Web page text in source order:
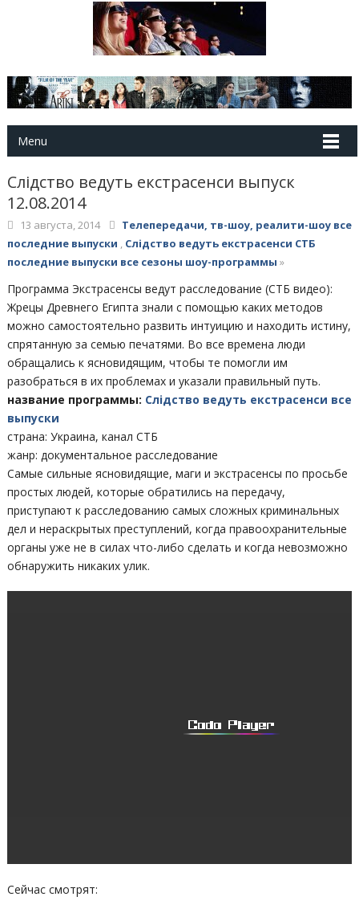
Menu
Слідство ведуть екстрасенси выпуск
12.08.2014
13 августа, 2014
Телепередачи, тв-шоу, реалити-шоу все
последние выпуски
Слідство ведуть екстрасенси СТБ
последние выпуски все сезоны шоу-программы »
Программа Экстрасенсы ведут расследование (СТБ видео):
Жрецы Древнего Египта знали с помощью каких методов
можно самостоятельно развить интуицию и находить истину,
спрятанную за семью печатями. Во все времена люди
обращались к ясновидящим, чтобы те помогли им
разобраться в их проблемах и указали правильный путь.
название программы: Слідство ведуть екстрасенси все
выпуски
страна: Украина, канал СТБ
жанр: документальное расследование
Самые сильные ясновидящие, маги и экстрасенсы по просьбе
простых людей, которые обратились на передачу,
приступают к расследованию самых сложных криминальных
дел и нераскрытых преступлений, когда правоохранительные
органы уже не в силах что-либо сделать и когда невозможно
обнаружить никаких улик.
Сейчас смотрят: